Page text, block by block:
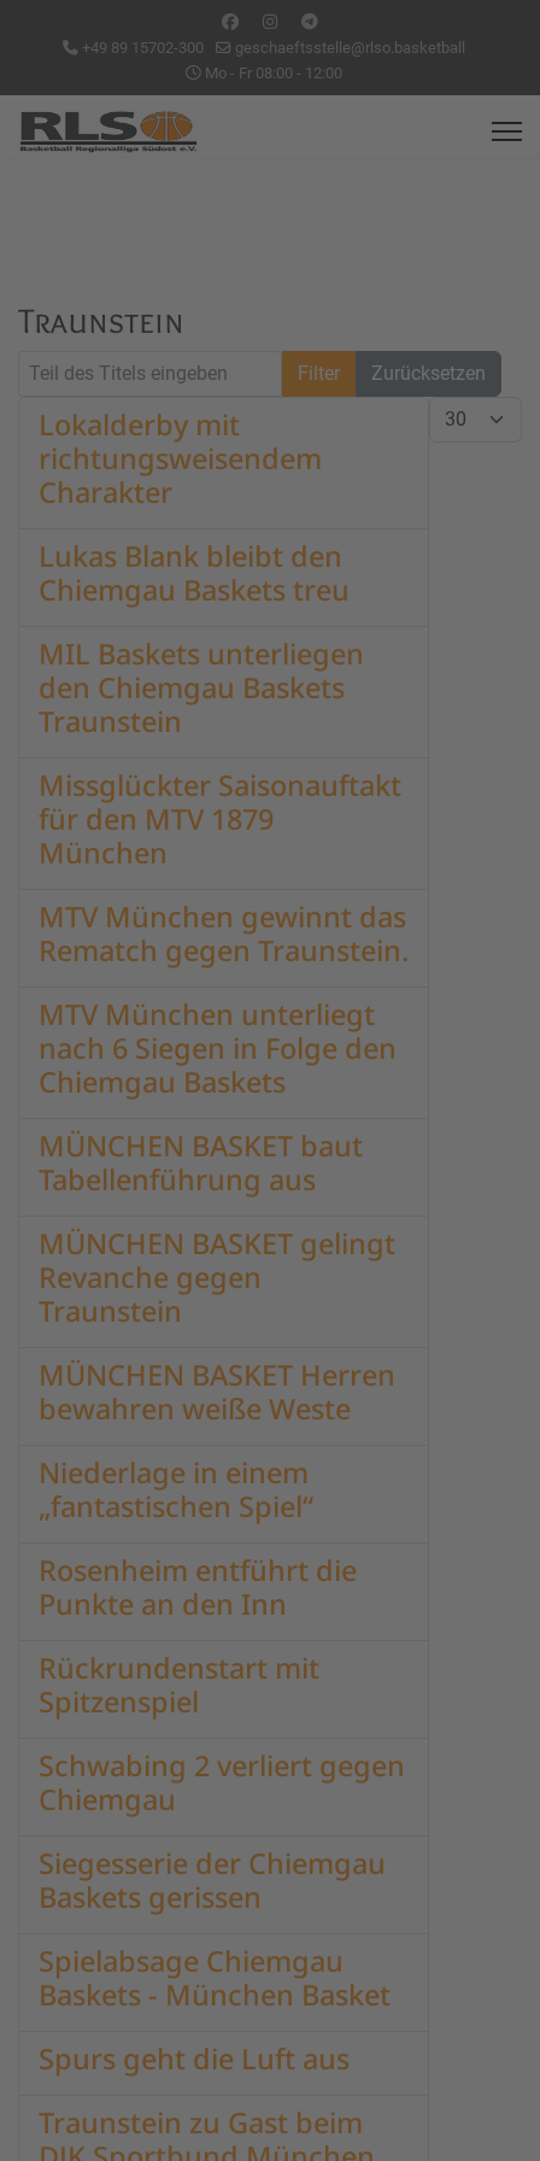
+49 89 15702-300
geschaeftsstelle@rlso.basketball
Mo - Fr 08:00 - 12:00
Traunstein
Teil des Titels eingeben
Filter Zurücksetzen
Anzeige #
Lokalderby mit
richtungsweisendem
Charakter
Lukas Blank bleibt den
Chiemgau Baskets treu
MIL Baskets unterliegen
den Chiemgau Baskets
Traunstein
Missglückter Saisonauftakt
für den MTV 1879
München
MTV München gewinnt das
Rematch gegen Traunstein.
MTV München unterliegt
nach 6 Siegen in Folge den
Chiemgau Baskets
MÜNCHEN BASKET baut
Tabellenführung aus
MÜNCHEN BASKET gelingt
Revanche gegen
Traunstein
MÜNCHEN BASKET Herren
bewahren weiße Weste
Niederlage in einem
„fantastischen Spiel“
Rosenheim entführt die
Punkte an den Inn
Rückrundenstart mit
Spitzenspiel
Schwabing 2 verliert gegen
Chiemgau
Siegesserie der Chiemgau
Baskets gerissen
Spielabsage Chiemgau
Baskets - München Basket
Spurs geht die Luft aus
Traunstein zu Gast beim